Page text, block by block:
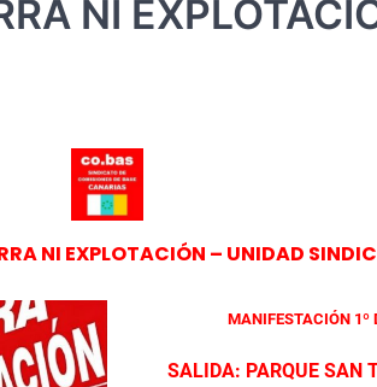
NI
NI EXPLOTACIÓN – UNIDAD
MANIFESTACIÓN 1º
SALIDA: PARQUE SAN